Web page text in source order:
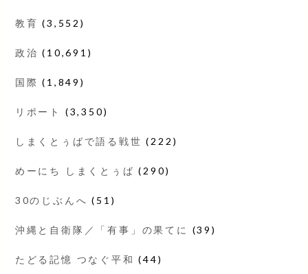
教育 (3,552)
政治 (10,691)
国際 (1,849)
リポート (3,350)
しまくとぅばで語る戦世 (222)
めーにち しまくとぅば (290)
30のじぶんへ (51)
沖縄と自衛隊／「有事」の果てに (39)
たどる記憶 つなぐ平和 (44)